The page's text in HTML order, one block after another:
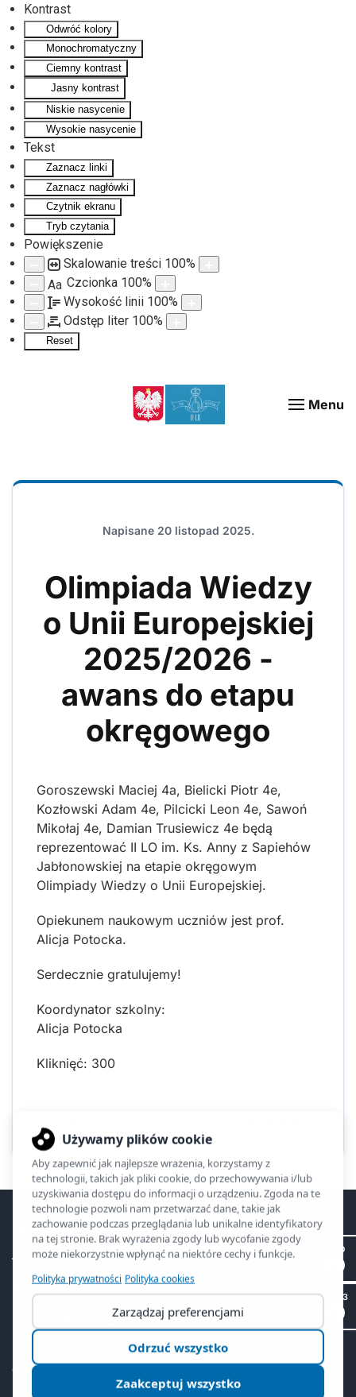
Kontrast
Odwróć kolory
Monochromatyczny
Ciemny kontrast
Jasny kontrast
Niskie nasycenie
Wysokie nasycenie
Tekst
Zaznacz linki
Zaznacz nagłówki
Czytnik ekranu
Tryb czytania
Powiększenie
Skalowanie treści 100%
Aa Czcionka 100%
Wysokość linii 100%
Odstęp liter 100%
Reset
Menu
Napisane 20 listopad 2025.
Olimpiada Wiedzy
o Unii Europejskiej
2025/2026 -
awans do etapu
okręgowego
Goroszewski Maciej 4a, Bielicki Piotr 4e,
Kozłowski Adam 4e, Pilcicki Leon 4e, Sawoń
Mikołaj 4e, Damian Trusiewicz 4e będą
reprezentować II LO im. Ks. Anny z Sapiehów
Jabłonowskiej na etapie okręgowym
Olimpiady Wiedzy o Unii Europejskiej.
Opiekunem naukowym uczniów jest prof.
Alicja Potocka.
Serdecznie gratulujemy!
Koordynator szkolny:
Alicja Potocka
Kliknięć: 300
ZSO2
Biblioteka
Informacje i regulamin
Biblioteka online
e-legitymacja
II LO
SP 53